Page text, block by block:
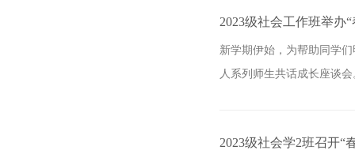
2023级社会工作班举办
新学期伊始，为帮助同学
人系列师生共话成长座谈
2023级社会学2班召开“